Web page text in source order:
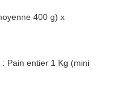
400 g) x
Pain entier 1 Kg (mini